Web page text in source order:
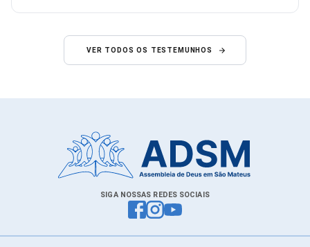
VER TODOS OS TESTEMUNHOS
SIGA NOSSAS REDES SOCIAIS